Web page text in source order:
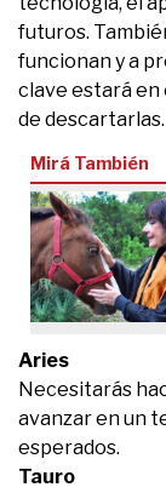
futuros.
funcionan y a
clave estará
de descartarlas.
Mirá También
Aries
Necesitarás
avanzar en un
esperados.
Tauro